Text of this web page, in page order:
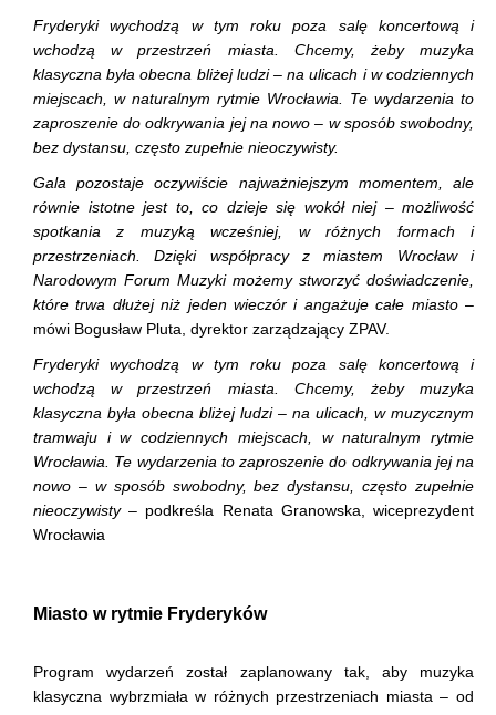
Fryderyki wychodzą w tym roku poza salę koncertową i
wchodzą w przestrzeń miasta. Chcemy, żeby muzyka
klasyczna była obecna bliżej ludzi – na ulicach i w codziennych
miejscach, w naturalnym rytmie Wrocławia. Te wydarzenia to
zaproszenie do odkrywania jej na nowo – w sposób swobodny,
bez dystansu, często zupełnie nieoczywisty.
Gala pozostaje oczywiście najważniejszym momentem, ale
równie istotne jest to, co dzieje się wokół niej – możliwość
spotkania z muzyką wcześniej, w różnych formach i
przestrzeniach. Dzięki współpracy z miastem Wrocław i
Narodowym Forum Muzyki możemy stworzyć doświadczenie,
które trwa dłużej niż jeden wieczór i angażuje całe miasto–
mówi Bogusław Pluta, dyrektor zarządzający ZPAV.
Fryderyki wychodzą w tym roku poza salę koncertową i
wchodzą w przestrzeń miasta. Chcemy, żeby muzyka
klasyczna była obecna bliżej ludzi – na ulicach, w muzycznym
tramwaju i w codziennych miejscach, w naturalnym rytmie
Wrocławia. Te wydarzenia to zaproszenie do odkrywania jej na
nowo – w sposób swobodny, bez dystansu, często zupełnie
nieoczywisty– podkreśla Renata Granowska, wiceprezydent
Wrocławia
Miasto w rytmie Fryderyków
Program wydarzeń został zaplanowany tak, aby muzyka
klasyczna wybrzmiała w różnych przestrzeniach miasta – od